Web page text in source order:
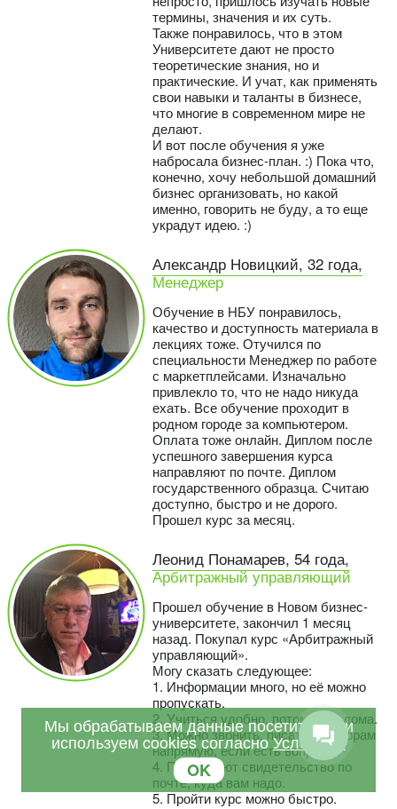
термины, значения и их суть.
Также понравилось, что в этом
Университете дают не просто
теоретические знания, но и
практические. И учат, как применять
свои навыки и таланты в бизнесе,
что многие в современном мире не
делают.
И вот после обучения я уже
набросала бизнес-план. :) Пока что,
конечно, хочу небольшой домашний
бизнес организовать, но какой
именно, говорить не буду, а то еще
украдут идею. :)
Александр Новицкий, 32 года,
Менеджер
Обучение в НБУ понравилось,
качество и доступность материала в
лекциях тоже. Отучился по
специальности Менеджер по работе
с маркетплейсами. Изначально
привлекло то, что не надо никуда
ехать. Все обучение проходит в
родном городе за компьютером.
Оплата тоже онлайн. Диплом после
успешного завершения курса
направляют по почте. Диплом
государственного образца. Считаю
доступно, быстро и не дорого.
Прошел курс за месяц.
Леонид Понамарев, 54 года,
Арбитражный управляющий
Прошел обучение в Новом бизнес-
университете, закончил 1 месяц
назад. Покупал курс «Арбитражный
управляющий».
Могу сказать следующее:
1. Информации много, но её можно
пропускать.
2. Учиться удобно, потому что дома.
3. Можно звонить, писать кураторам
напрямую, если есть вопросы.
4. Присылают свидетельство по
почте, куда вам надо.
5. Пройти курс можно быстро.
Мы обрабатываем данные посетителей и
используем cookies согласноУсловиям
OK